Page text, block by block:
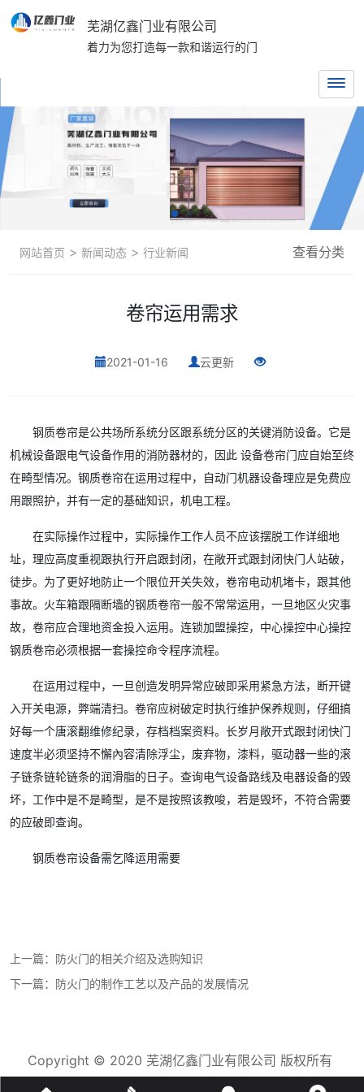
芜湖亿鑫门业有限公司
着力为您打造每一款和谐运行的门
网站首页 > 新闻动态 > 行业新闻 查看分类
卷帘运用需求
2021-01-16 云更新
钢质卷帘是公共场所系统分区跟系统分区的关键消防设备。它是
机械设备跟电气设备作用的消防器材的，因此 设备卷帘门应自始至终
在畸型情况。钢质卷帘在运用过程中，自动门机器设备理应是免费应
用跟照护，并有一定的基础知识，机电工程。
在实际操作过程中，实际操作工作人员不应该摆脱工作详细地
址，理应高度重视跟执行开启跟封闭，在敞开式跟封闭快门人站破，
徒步。为了更好地防止一个限位开关失效，卷帘电动机堵卡，跟其他
事故。火车箱跟隔断墙的钢质卷帘一般不常常运用，一旦地区火灾事
故，卷帘应合理地资金投入运用。连锁加盟操控，中心操控中心操控
钢质卷帘必须根据一套操控命令程序流程。
在运用过程中，一旦创造发明异常应破即采用紧急方法，断开键
入开关电源，弊端清扫。卷帘应树破定时执行维护保养规则，仔细搞
好每一个唐滚翻维修纪录，存档档案资料。长岁月敞开式跟封闭快门
速度半必须坚持不懈內容清除浮尘，废弃物，漆料，驱动器一些的滚
子链条链轮链条的润滑脂的日子。查询电气设备路线及电器设备的毁
坏，工作中是不是畸型，是不是按照该教唆，若是毁坏，不符合需要
的应破即查询。
钢质卷帘设备需乞降运用需要
上一篇： 防火门的相关介绍及选购知识
下一篇： 防火门的制作工艺以及产品的发展情况
Copyright © 2020 芜湖亿鑫门业有限公司 版权所有